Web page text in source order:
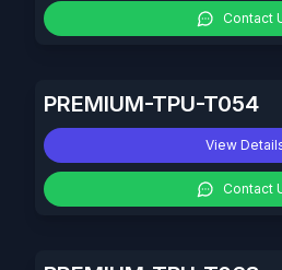
Contact
PREMIUM-TPU-T054
View
Contact